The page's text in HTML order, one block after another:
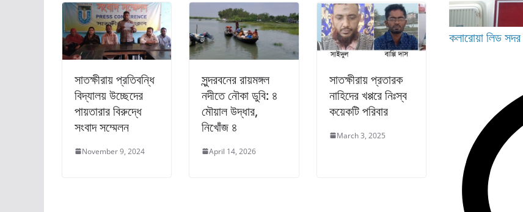
সাতক্ষীরায় প্রতিবন্ধি
বিদ্যালয় উচ্ছেদের
পায়তারার বিরুদ্ধে
সংবাদ সম্মেলন
November 9, 2024
সুন্দরবনের রায়মঙ্গল
নদীতে নৌকা ডুবি: ৪
মৌয়াল উদ্ধার,
নিখোঁজ ৪
April 14, 2026
সাতক্ষীরায় প্রতারক
নাহিদের খপ্পরে নিঃস্ব
কয়েকটি পরিবার
March 3, 2025
কলারোয়ালিডসদর